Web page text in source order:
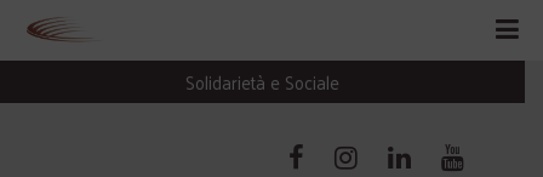
Solidarietà e Sociale